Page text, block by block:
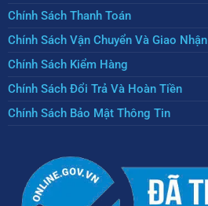
Chính Sách Thanh Toán
Chính Sách Vận Chuyển Và Giao Nhận
Chính Sách Kiểm Hàng
Chính Sách Đổi Trả Và Hoàn Tiền
Chính Sách Bảo Mật Thông Tin